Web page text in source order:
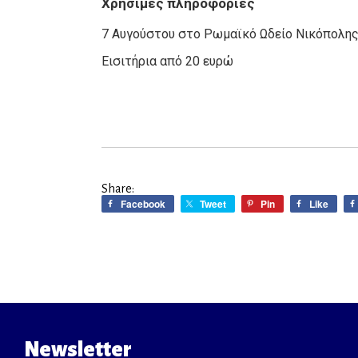
Χρήσιμες πληροφορίες
7 Αυγούστου στο Ρωμαϊκό Ωδείο Νικόπολης
Εισιτήρια από 20 ευρώ
Share:
Facebook Tweet Pin Like
Newsletter